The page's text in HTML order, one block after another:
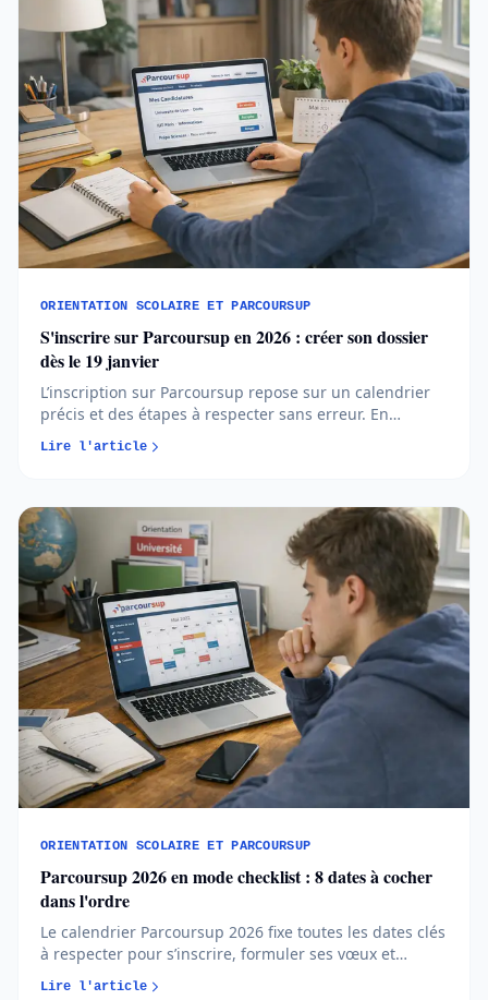
ORIENTATION SCOLAIRE ET PARCOURSUP
S'inscrire sur Parcoursup en 2026 : créer son dossier
dès le 19 janvier
L’inscription sur Parcoursup repose sur un calendrier
précis et des étapes à respecter sans erreur. En
comprenant quand et comment créer votre dossier,
vous avancez plus sereinement et évitez les oublis
Lire l'article
ORIENTATION SCOLAIRE ET PARCOURSUP
Parcoursup 2026 en mode checklist : 8 dates à cocher
dans l'ordre
Le calendrier Parcoursup 2026 fixe toutes les dates clés
à respecter pour s’inscrire, formuler ses vœux et
répondre aux propositions. Comprendre chaque phase
Lire l'article